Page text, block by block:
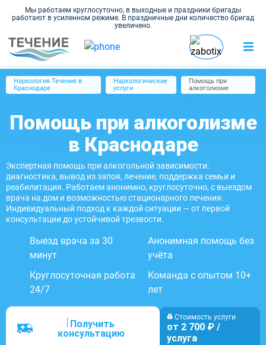
Мы работаем круглосуточно, в выходные и праздники бригады
работают в усиленном режиме. В праздничные дни количество бригад
увеличено.
Наркология Течение в
Краснодаре
Наркологические
услуги
Помощь при
алкоголизме
Помощь при алкоголизме
в Краснодаре
Экспертная помощь при алкогольной зависимости:
диагностика, вывод из запоя, лечение, поддержка семьи и
реабилитация. Работаем анонимно, круглосуточно, с выездом
врача на дом и возможностью стационарного лечения.
Индивидуальный подход к каждой ситуации — от первой
консультации до устойчивой трезвости.
Выезд врача за 30
минут
Анонимная помощь без
учёта
Круглосуточная работа
24/7
Команда с опытом 10+
лет
консультацию
Стоимость услуги
от 2 700 ₽ /
услуга